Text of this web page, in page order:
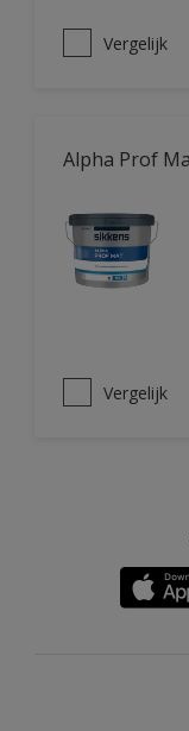
Vergelijk
Alpha Prof
Vergelijk